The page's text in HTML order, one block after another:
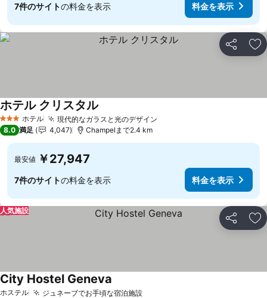
7件のサイトの料金を表示 料金を表示
シェア お
3 ホテルのランク
ホテル 現代的なガラスと光のデザイン
ホテル クリスタル
8.0 満足 4,047 Champelまで2.4 km
最安値 ￥27,947
7件のサイトの料金を表示 料金を表示
シェア お
人気施設
ホステル ジュネーブでお手頃な宿泊施設
City Hostel Geneva